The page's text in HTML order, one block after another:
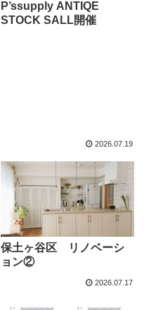
P’ssupply ANTIQE
STOCK SALL開催
2026.07.19
保土ヶ谷区 リノベーシ
ョン②
2026.07.17